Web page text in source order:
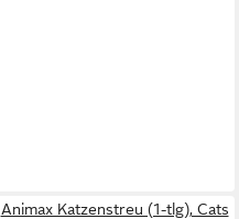
Animax Katzenstreu (1-tlg), Cats